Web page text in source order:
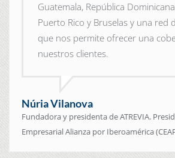
Guatemala, República
Puerto Rico y Bruselas y una red
que nos permite ofrecer una
nuestros clientes.
Núria Vilanova
Fundadora y presidenta de ATREVIA.
Empresarial Alianza por Iberoamérica